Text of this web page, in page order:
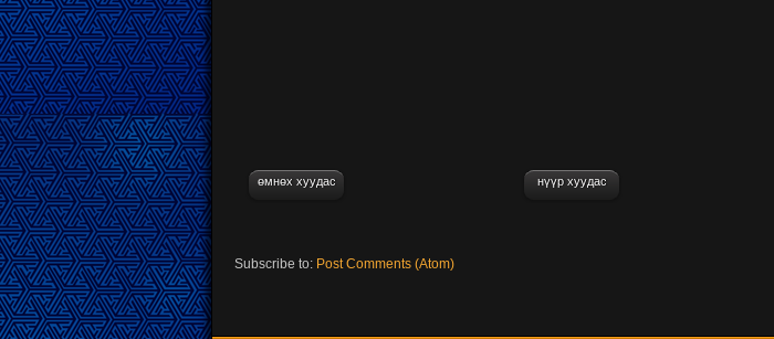
өмнөх хуудас нүүр хуудас
Subscribe to: Post Comments (Atom)